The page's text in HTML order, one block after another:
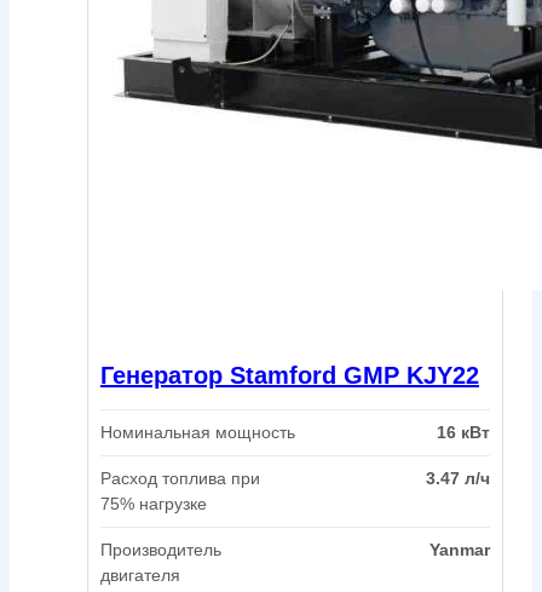
Генератор Stamford GMP KJY22
Номинальная мощность 16 кВт
Расход топлива при
75% нагрузке
3.47 л/ч
Производитель
двигателя
Yanmar